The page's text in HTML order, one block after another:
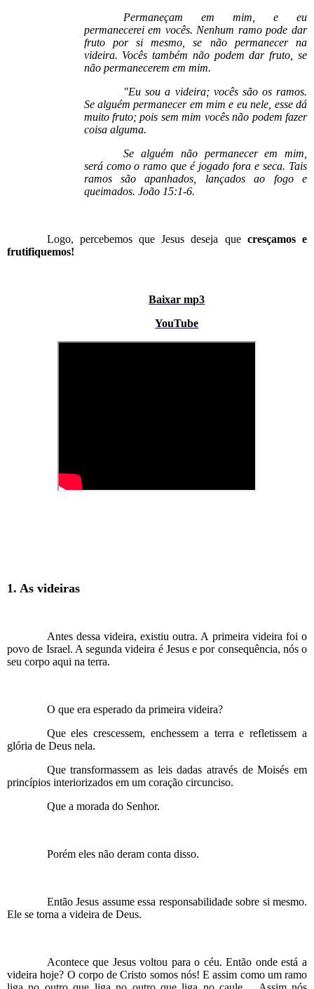
Permaneçam em mim, e eu
permanecerei em vocês. Nenhum ramo pode dar
fruto por si mesmo, se não permanecer na
videira. Vocês também não podem dar fruto, se
não permanecerem em mim.
"Eu sou a videira; vocês são os ramos.
Se alguém permanecer em mim e eu nele, esse dá
muito fruto; pois sem mim vocês não podem fazer
coisa alguma.
Se alguém não permanecer em mim,
será como o ramo que é jogado fora e seca. Tais
ramos são apanhados, lançados ao fogo e
queimados. João 15:1-6.
Logo, percebemos que Jesus deseja que cresçamos e
frutifiquemos!
Baixar mp3
YouTube
1. As videiras
Antes dessa videira, existiu outra. A primeira videira foi o
povo de Israel. A segunda videira é Jesus e por consequência, nós o
seu corpo aqui na terra.
O que era esperado da primeira videira?
Que eles crescessem, enchessem a terra e refletissem a
glória de Deus nela.
Que transformassem as leis dadas através de Moisés em
princípios interiorizados em um coração circunciso.
Que a morada do Senhor.
Porém eles não deram conta disso.
Então Jesus assume essa responsabilidade sobre si mesmo.
Ele se torna a videira de Deus.
Acontece que Jesus voltou para o céu. Então onde está a
videira hoje? O corpo de Cristo somos nós! E assim como um ramo